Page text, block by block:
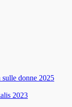
donne 2025
2023